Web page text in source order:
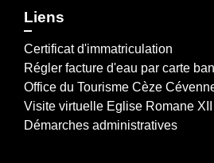
Liens
Certificat d'immatriculation
Régler facture d'eau par carte
Office du Tourisme Cèze
Visite virtuelle Eglise Romane
Démarches administratives